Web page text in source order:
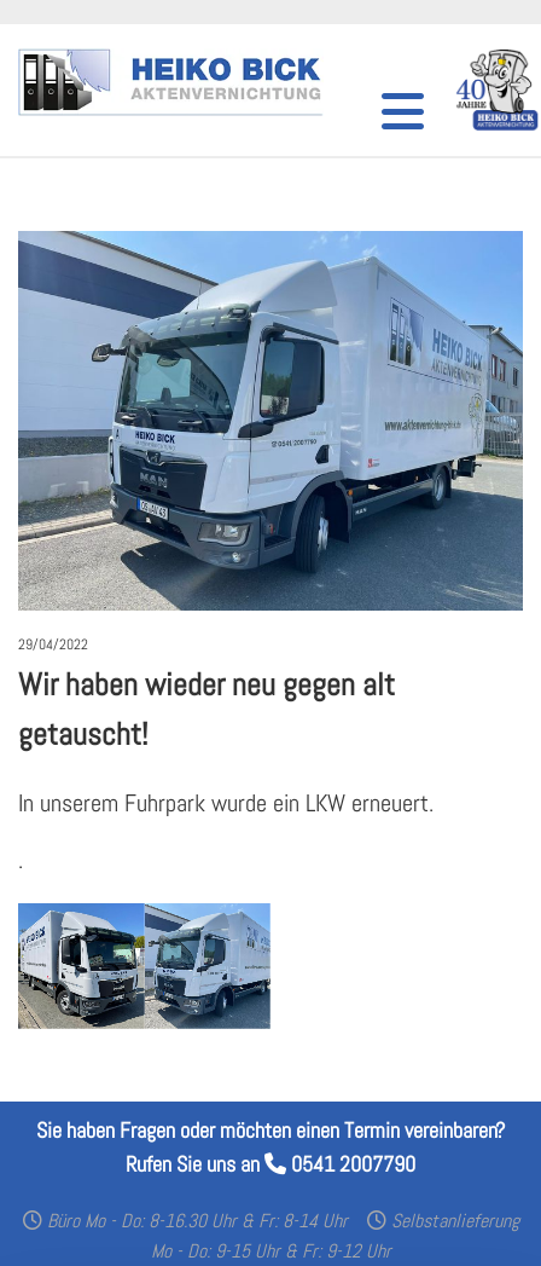
29/04/2022
Wir haben wieder neu gegen alt
getauscht!
In unserem Fuhrpark wurde ein LKW erneuert.
.
Sie haben Fragen oder möchten einen Termin vereinbaren?
Rufen Sie uns an  0541 2007790
Büro Mo - Do: 8-16.30 Uhr & Fr: 8-14 Uhr Selbstanlieferung
Mo - Do: 9-15 Uhr & Fr: 9-12 Uhr